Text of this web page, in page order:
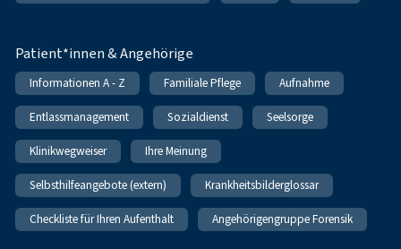
Patient*innen & Angehörige
Informationen A - Z Familiale Pflege Aufnahme
Entlassmanagement Sozialdienst Seelsorge
Klinikwegweiser Ihre Meinung
Selbsthilfeangebote (extern) Krankheitsbilderglossar
Checkliste für Ihren Aufenthalt Angehörigengruppe Forensik